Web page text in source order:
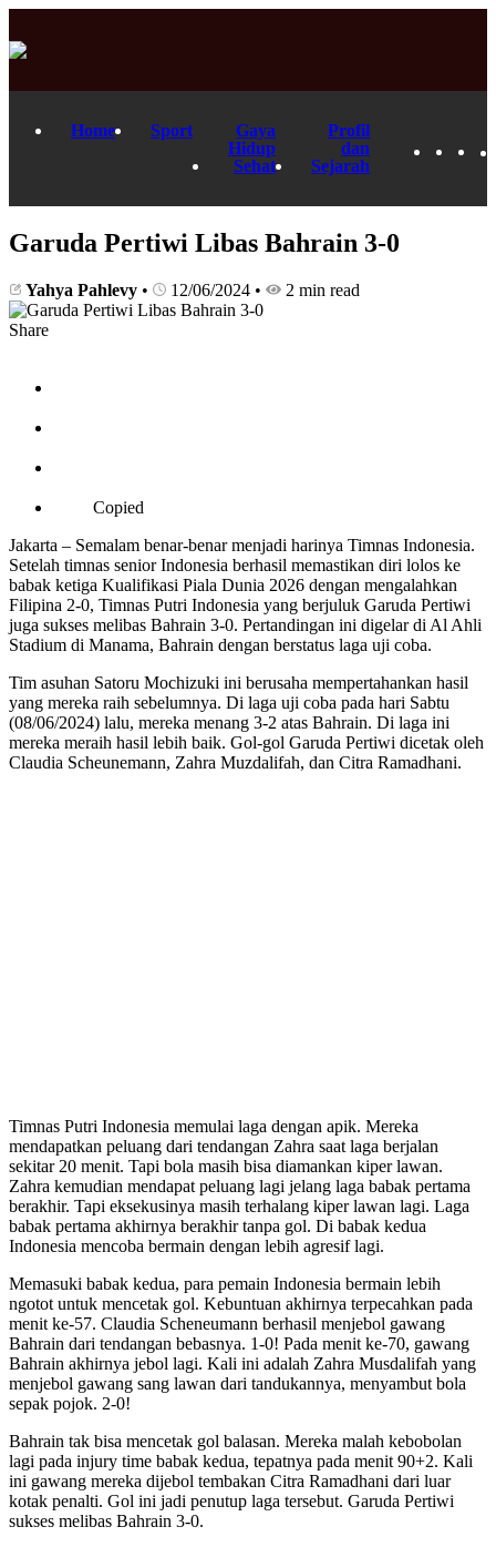
Home Sport
Gaya
Hidup
Sehat
Profil
dan
Sejarah
Garuda Pertiwi Libas Bahrain 3-0
Yahya Pahlevy • 12/06/2024 • 2 min read
Share
Copied
Jakarta – Semalam benar-benar menjadi harinya Timnas Indonesia.
Setelah timnas senior Indonesia berhasil memastikan diri lolos ke
babak ketiga Kualifikasi Piala Dunia 2026 dengan mengalahkan
Filipina 2-0, Timnas Putri Indonesia yang berjuluk Garuda Pertiwi
juga sukses melibas Bahrain 3-0. Pertandingan ini digelar di Al Ahli
Stadium di Manama, Bahrain dengan berstatus laga uji coba.
Tim asuhan Satoru Mochizuki ini berusaha mempertahankan hasil
yang mereka raih sebelumnya. Di laga uji coba pada hari Sabtu
(08/06/2024) lalu, mereka menang 3-2 atas Bahrain. Di laga ini
mereka meraih hasil lebih baik. Gol-gol Garuda Pertiwi dicetak oleh
Claudia Scheunemann, Zahra Muzdalifah, dan Citra Ramadhani.
Timnas Putri Indonesia memulai laga dengan apik. Mereka
mendapatkan peluang dari tendangan Zahra saat laga berjalan
sekitar 20 menit. Tapi bola masih bisa diamankan kiper lawan.
Zahra kemudian mendapat peluang lagi jelang laga babak pertama
berakhir. Tapi eksekusinya masih terhalang kiper lawan lagi. Laga
babak pertama akhirnya berakhir tanpa gol. Di babak kedua
Indonesia mencoba bermain dengan lebih agresif lagi.
Memasuki babak kedua, para pemain Indonesia bermain lebih
ngotot untuk mencetak gol. Kebuntuan akhirnya terpecahkan pada
menit ke-57. Claudia Scheneumann berhasil menjebol gawang
Bahrain dari tendangan bebasnya. 1-0! Pada menit ke-70, gawang
Bahrain akhirnya jebol lagi. Kali ini adalah Zahra Musdalifah yang
menjebol gawang sang lawan dari tandukannya, menyambut bola
sepak pojok. 2-0!
Bahrain tak bisa mencetak gol balasan. Mereka malah kebobolan
lagi pada injury time babak kedua, tepatnya pada menit 90+2. Kali
ini gawang mereka dijebol tembakan Citra Ramadhani dari luar
kotak penalti. Gol ini jadi penutup laga tersebut. Garuda Pertiwi
sukses melibas Bahrain 3-0.